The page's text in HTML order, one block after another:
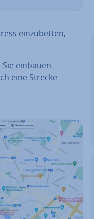
ein­zu­bet­ten,
Sie einbauen
eine Strecke